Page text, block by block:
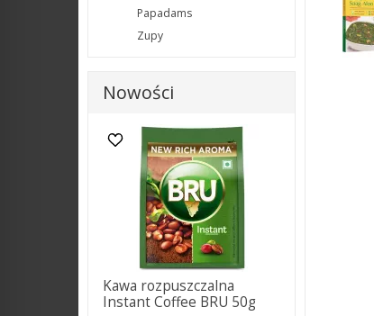
Papadams
Zupy
Nowości
Kawa rozpuszczalna
Instant Coffee BRU 50g